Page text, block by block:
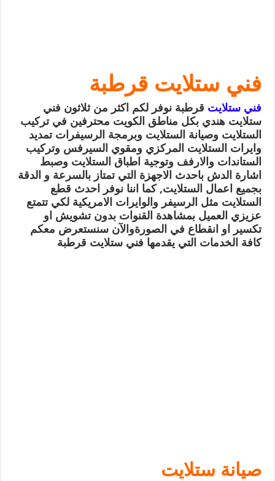
فني ستلايت قرطبة
فني ستلايت قرطبة نوفر لكم اكثر من ثلاثون فني
ستلايت هندي بكل مناطق الكويت محترفين في تركيب
الستلايت وصيانة الستلايت وبرمجة الرسيفرات تمديد
وايرات الستلايت المركزي ومقوي السيرفس وتركيب
الستاندات والارفف وتوجية اطباق الستلايت وصبط
اشارة الدش باحدث الاجهزة التي تمتاز بالسرعة و الدقة
بجميع اعمال الستلايت, كما اننا نوفر احدث قطع
الستلايت مثل الرسيفر والوايرات الامريكية لكي تتمتع
عزيزي العميل بمشاهدة القنوات بدون تشويش او
تكسير او انقطاع في الصورةوالآن سنستعرض معكم
كافة الخدمات التي يقدمها فني ستلايت قرطبة
صيانة ستلايت